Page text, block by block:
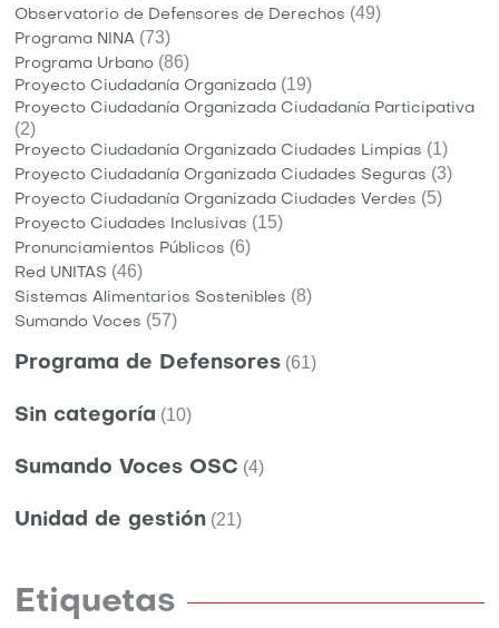
Observatorio de Defensores de Derechos (49)
Programa NINA (73)
Programa Urbano (86)
Proyecto Ciudadanía Organizada (19)
Proyecto Ciudadanía Organizada Ciudadanía Participativa
(2)
Proyecto Ciudadanía Organizada Ciudades Limpias (1)
Proyecto Ciudadanía Organizada Ciudades Seguras (3)
Proyecto Ciudadanía Organizada Ciudades Verdes (5)
Proyecto Ciudades Inclusivas (15)
Pronunciamientos Públicos (6)
Red UNITAS (46)
Sistemas Alimentarios Sostenibles (8)
Sumando Voces (57)
Programa de Defensores (61)
Sin categoría (10)
Sumando Voces OSC (4)
Unidad de gestión (21)
Etiquetas